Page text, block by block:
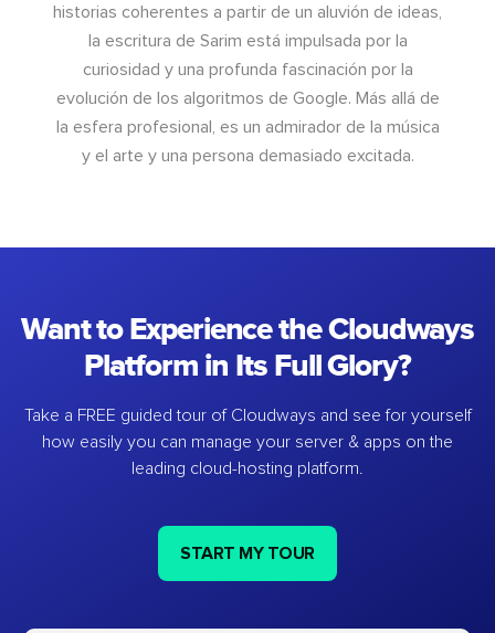
historias coherentes a partir de un aluvión de ideas,
la escritura de Sarim está impulsada por la
curiosidad y una profunda fascinación por la
evolución de los algoritmos de Google. Más allá de
la esfera profesional, es un admirador de la música
y el arte y una persona demasiado excitada.
Want to Experience the Cloudways
Platform in Its Full Glory?
Take a FREE guided tour of Cloudways and see for yourself
how easily you can manage your server & apps on the
leading cloud-hosting platform.
START MY TOUR